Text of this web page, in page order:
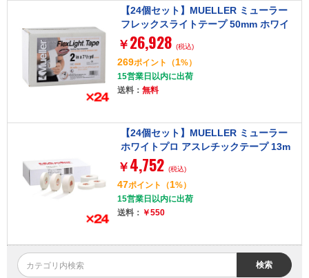
【24個セット】MUELLER ミューラー
フレックスライトテープ 50mm ホワイ
ト 26438
￥ 26,928 (税込)
269ポイント （1%）
15営業日以内に出荷
送料： 無料
【24個セット】MUELLER ミューラー
ホワイトプロ アスレチックテープ 13m
m 52513
￥ 4,752 (税込)
47ポイント （1%）
15営業日以内に出荷
送料： ￥550
検索